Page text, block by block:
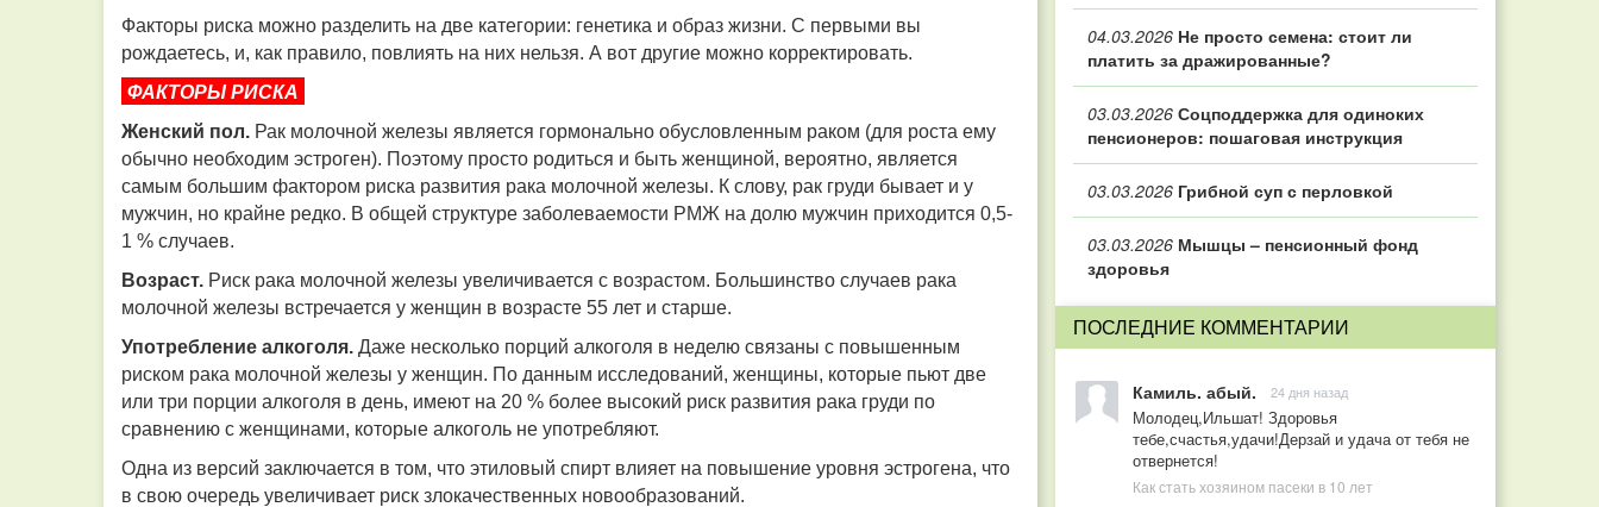
Факторы риска можно разделить на две категории: генетика и образ жизни. С первыми вы
рождаетесь, и, как правило, повлиять на них нельзя. А вот другие можно корректировать.
ФАКТОРЫ РИСКА
Женский пол. Рак молочной железы является гормонально обусловленным раком (для роста ему
обычно необходим эстроген). Поэтому просто родиться и быть женщиной, вероятно, является
самым большим фактором риска развития рака молочной железы. К слову, рак груди бывает и у
мужчин, но крайне редко. В общей структуре заболеваемости РМЖ на долю мужчин приходится 0,5-
1 % случаев.
Возраст. Риск рака молочной железы увеличивается с возрастом. Большинство случаев рака
молочной железы встречается у женщин в возрасте 55 лет и старше.
Употребление алкоголя. Даже несколько порций алкоголя в неделю связаны с повышенным
риском рака молочной железы у женщин. По данным исследований, женщины, которые пьют две
или три порции алкоголя в день, имеют на 20 % более высокий риск развития рака груди по
сравнению с женщинами, которые алкоголь не употребляют.
Одна из версий заключается в том, что этиловый спирт влияет на повышение уровня эстрогена, что
в свою очередь увеличивает риск злокачественных новообразований.
04.03.2026 Не просто семена: стоит ли
платить за дражированные?
03.03.2026 Соцподдержка для одиноких
пенсионеров: пошаговая инструкция
03.03.2026 Грибной суп с перловкой
03.03.2026 Мышцы – пенсионный фонд
здоровья
ПОСЛЕДНИЕ КОММЕНТАРИИ
Камиль. абый. 24 дня назад
Молодец,Ильшат! Здоровья
тебе,счастья,удачи!Дерзай и удача от тебя не
отвернется!
Как стать хозяином пасеки в 10 лет